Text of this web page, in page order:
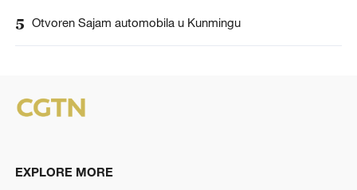
5 Otvoren Sajam automobila u Kunmingu
EXPLORE MORE